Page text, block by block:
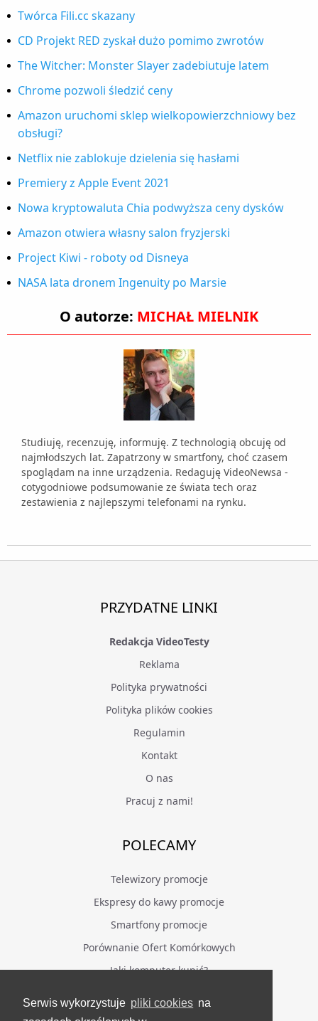
Serwis wykorzystuje pliki cookies na
Twórca Fili.cc skazany
CD Projekt RED zyskał dużo pomimo zwrotów
The Witcher: Monster Slayer zadebiutuje latem
Chrome pozwoli śledzić ceny
Amazon uruchomi sklep wielkopowierzchniowy bez
obsługi?
Netflix nie zablokuje dzielenia się hasłami
Premiery z Apple Event 2021
Nowa kryptowaluta Chia podwyższa ceny dysków
Amazon otwiera własny salon fryzjerski
Project Kiwi - roboty od Disneya
NASA lata dronem Ingenuity po Marsie
O autorze: MICHAŁ MIELNIK
Studiuję, recenzuję, informuję. Z technologią obcuję od
najmłodszych lat. Zapatrzony w smartfony, choć czasem
spoglądam na inne urządzenia. Redaguję VideoNewsa -
cotygodniowe podsumowanie ze świata tech oraz
zestawienia z najlepszymi telefonami na rynku.
PRZYDATNE LINKI
Redakcja VideoTesty
Reklama
Polityka prywatności
Polityka plików cookies
Regulamin
Kontakt
O nas
Pracuj z nami!
POLECAMY
Telewizory promocje
Ekspresy do kawy promocje
Smartfony promocje
Porównanie Ofert Komórkowych
Jaki komputer kupić?
BĄDŹ NA BIEŻĄCO